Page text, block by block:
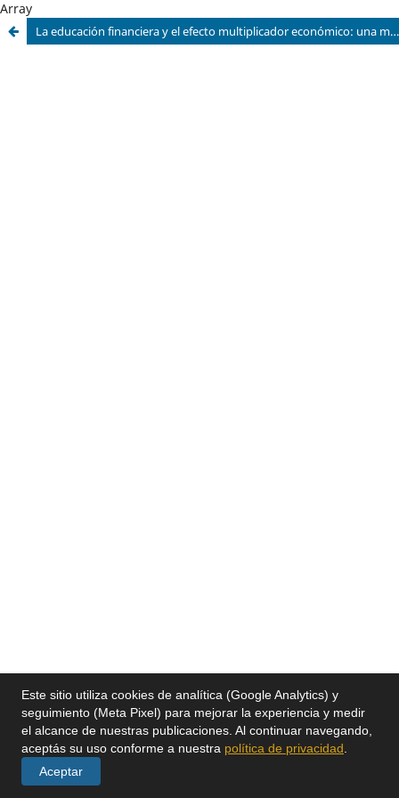
Array
La educación financiera y el efecto multiplicador económico: una mirada bibliométrica
Este sitio utiliza cookies de analítica (Google Analytics) y
seguimiento (Meta Pixel) para mejorar la experiencia y medir
el alcance de nuestras publicaciones. Al continuar navegando,
aceptás su uso conforme a nuestra política de privacidad
Aceptar